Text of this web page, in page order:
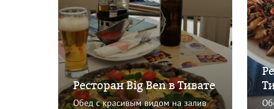
Ресторан Big Ben в Тивате
Обед с красивым видом на залив